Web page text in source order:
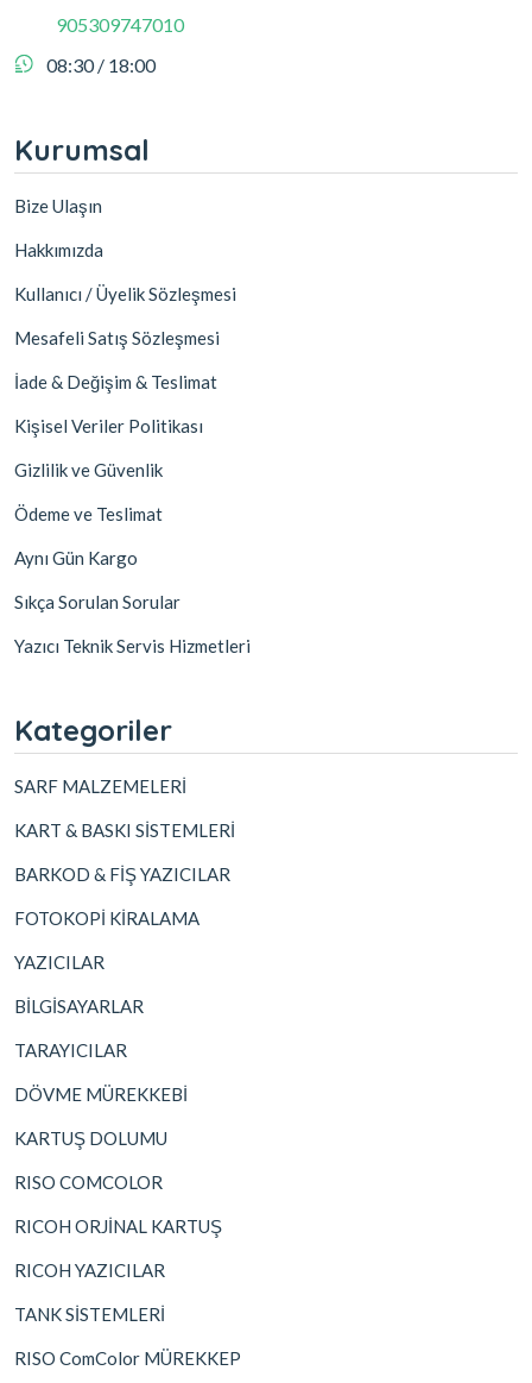
905309747010
08:30 / 18:00
Kurumsal
Bize Ulaşın
Hakkımızda
Kullanıcı / Üyelik Sözleşmesi
Mesafeli Satış Sözleşmesi
İade & Değişim & Teslimat
Kişisel Veriler Politikası
Gizlilik ve Güvenlik
Ödeme ve Teslimat
Aynı Gün Kargo
Sıkça Sorulan Sorular
Yazıcı Teknik Servis Hizmetleri
Kategoriler
SARF MALZEMELERİ
KART & BASKI SİSTEMLERİ
BARKOD & FİŞ YAZICILAR
FOTOKOPİ KİRALAMA
YAZICILAR
BİLGİSAYARLAR
TARAYICILAR
DÖVME MÜREKKEBİ
KARTUŞ DOLUMU
RISO COMCOLOR
RICOH ORJİNAL KARTUŞ
RICOH YAZICILAR
TANK SİSTEMLERİ
RISO ComColor MÜREKKEP